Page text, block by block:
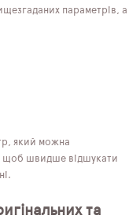
параметрів, а
який можна
щоб швидше відшукати
та